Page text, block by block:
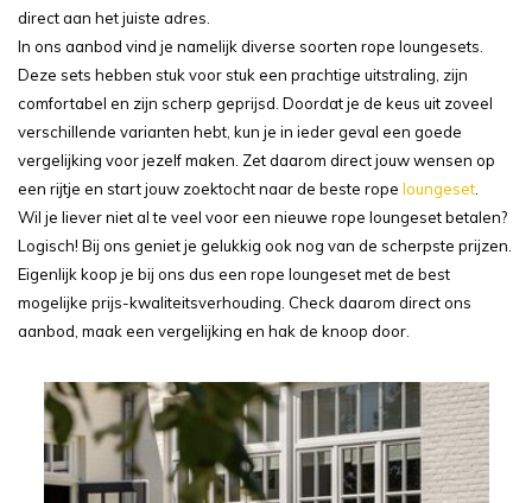
direct aan het juiste adres.
In ons aanbod vind je namelijk diverse soorten rope loungesets.
Deze sets hebben stuk voor stuk een prachtige uitstraling, zijn
comfortabel en zijn scherp geprijsd. Doordat je de keus uit zoveel
verschillende varianten hebt, kun je in ieder geval een goede
vergelijking voor jezelf maken. Zet daarom direct jouw wensen op
een rijtje en start jouw zoektocht naar de beste rope loungeset
Wil je liever niet al te veel voor een nieuwe rope loungeset betalen?
Logisch! Bij ons geniet je gelukkig ook nog van de scherpste prijzen.
Eigenlijk koop je bij ons dus een rope loungeset met de best
mogelijke prijs-kwaliteitsverhouding. Check daarom direct ons
aanbod, maak een vergelijking en hak de knoop door.